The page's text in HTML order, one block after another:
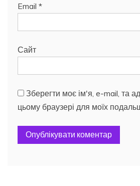
Email *
Сайт
Зберегти моє ім'я, e-mail, та
цьому браузері для моїх